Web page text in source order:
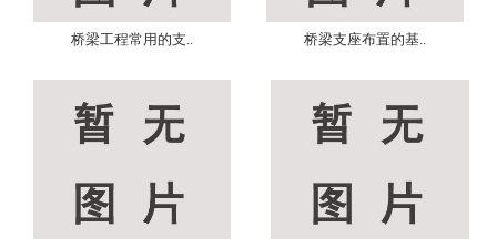
桥梁工程常用的支.. 桥梁支座布置的基..